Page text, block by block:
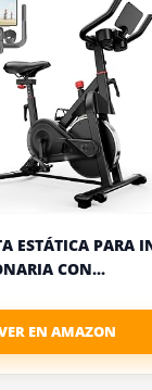
ESTÁTICA PARA
CON...